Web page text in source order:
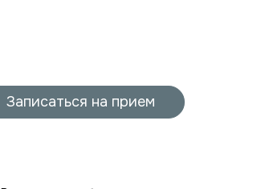
Записаться на прием